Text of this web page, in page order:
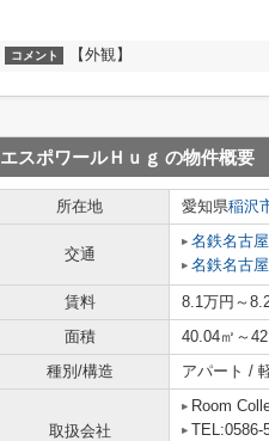
コメント 【外観】
エスポワールＨｕｇ の物件概要
所在地 愛知県稲沢
交通
名鉄名古
名鉄名古
賃料 8.1万円～
面積
40.04㎡～
種別/構造
アパート /
取扱会社
Room
TEL:0586-